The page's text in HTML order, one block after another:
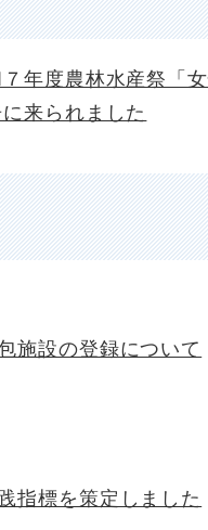
年度農林水産祭「
来られました
施設の登録について
指標を策定しました